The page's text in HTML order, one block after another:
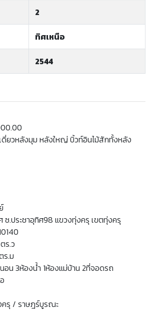
2
ทิศเหนือ
2544
ดี่ยวหลังมุม หลังใหญ่ บิ้วท์อินไม้สักทั้งหลัง
.ประชาอุทิศ98 แขวงทุ่งครุ เขตทุ่งครุ
ร.ว
.ม
น 3ห้องน้ำ 1ห้องแม่บ้าน 2ที่จอดรถ
รุ / ราษฎร์บูรณะ